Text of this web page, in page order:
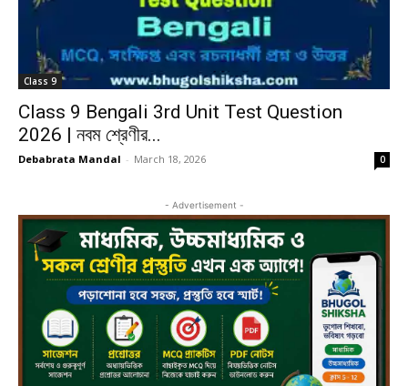
Class 9
Class 9 Bengali 3rd Unit Test Question
2026 | নবম শ্রেণীর...
Debabrata Mandal - March 18, 2026 0
- Advertisement -